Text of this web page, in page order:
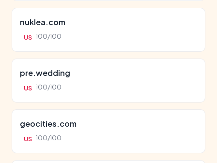
nuklea.com
US 100/100
pre.wedding
US 100/100
geocities.com
US 100/100